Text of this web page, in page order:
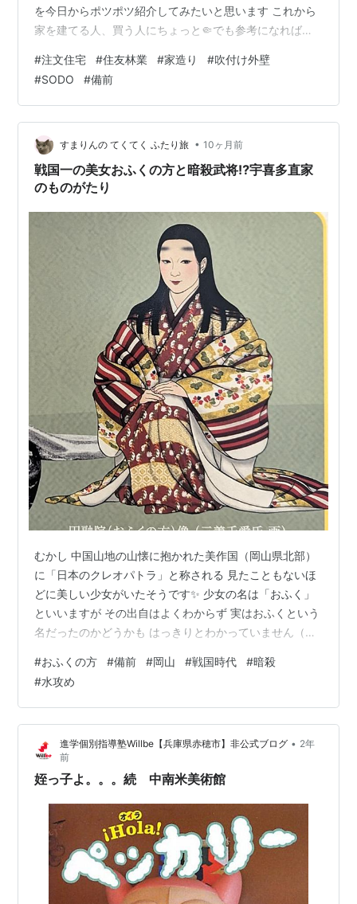
を今日からポツポツ紹介してみたいと思います これから
家を建てる人、買う人にちょっと🤏でも参考になれば嬉
「外壁は吹付けでお願いします！」と決めていたなめこ
夫婦 最高に悩みまくったポイントです 最終的に（やっぱ
り？）黒を選びました 色はSODO備前でコテ抑え 悩み散
らかした詳細は以前のこちらの記事 完全に２人の好みの
世界ですが、一色で統一した壁に木目の軒天が最高に大
好物・・🥹まさにレス・イズ・モア…
#注文住宅 #住友林業 #家造り #吹付け外壁
#SODO #備前
すまりんの てくてく ふたり旅 • 10ヶ月前
戦国一の美女おふくの方と暗殺武将⁉宇喜多直家
のものがたり
むかし 中国山地の山懐に抱かれた美作国（岡山県北部）
に「日本のクレオパトラ」と称される 見たこともないほ
どに美しい少女がいたそうです✨ 少女の名は「おふく」
といいますが その出自はよくわからず 実はおふくという
名だったのかどうかも はっきりとわかっていません（こ
は戦国時代のただなかの天文18年（1549年） 当時の女
子の結婚適齢期は12歳前後だったそうですが おふくもお
そらく10歳ごろに 今の岡山県真庭市勝山にあった美作勝
山（高田）城主 三浦貞勝に嫁ぎました ”殺生石の欠片”で
有名な化生寺の背後にそびえる山が その高田城になりま
す まもなく二…
#おふくの方 #備前 #岡山 #戦国時代 #暗殺
#水攻め
進学個別指導塾Willbe【兵庫県赤穂市】非公式ブログ • 2年
前
姪っ子よ。。。続 中南米美術館